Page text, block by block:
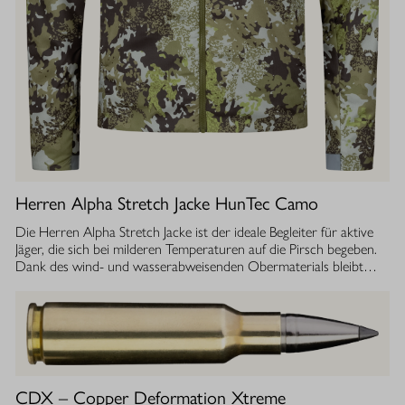
Herren Alpha Stretch Jacke HunTec Camo
Die Herren Alpha Stretch Jacke ist der ideale Begleiter für aktive
Jäger, die sich bei milderen Temperaturen auf die Pirsch begeben.
Dank des wind- und wasserabweisenden Obermaterials bleibt
leicht und dehnbar ist. Die geräuscharme Verarbeitung sorgt
dafür, dass Sie sich unbemerkt fortbewegen können. Die
luftdurchlässige Isolierung ermöglicht einen optimalen
Feuchtigkeitstransport, sodass Sie auch bei anstrengenden
Aktivitäten stets ein angenehmes Tragegefühl haben. Ob im
CDX – Copper Deformation Xtreme